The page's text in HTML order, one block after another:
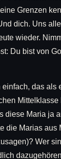
Grenzen
dich. Uns
wieder.
Du bist von
das als
Mittelklasse
diese Maria ja
die Marias aus
Wer